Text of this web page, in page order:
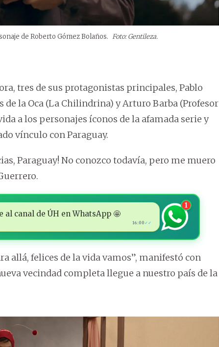
de Roberto Gómez Bolaños. Foto: Gentileza.
tres de sus protagonistas principales, Pablo
la Oca (La Chilindrina) y Arturo Barba (Profesor
a los personajes íconos de la afamada serie y
vínculo con Paraguay.
Paraguay! No conozco todavía, pero me muero
canal de ÚH en WhatsApp 🤩
16:00 ✓✓
1
allá, felices de la vida vamos”, manifestó con
vecindad completa llegue a nuestro país de la